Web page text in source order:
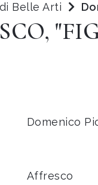
Belle Arti
Domenico
Affresco